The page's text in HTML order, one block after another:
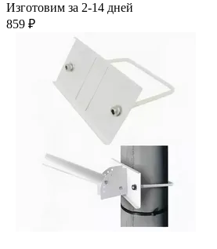
Изготовим за 2-14 дней
859 ₽